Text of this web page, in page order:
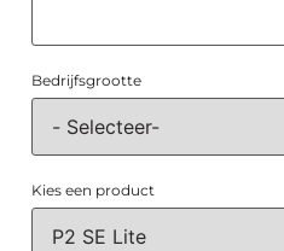
Bedrijfsgrootte
Kies een product